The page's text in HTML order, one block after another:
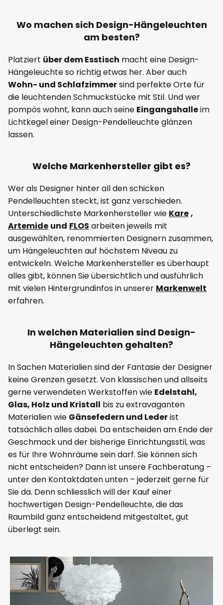
Wo machen sich Design-Hängeleuchten
am besten?
Platziert über dem Esstisch macht eine Design-
Hängeleuchte so richtig etwas her. Aber auch
Wohn- und Schlafzimmersind perfekte Orte für
die leuchtenden Schmuckstücke mit Stil. Und wer
pompös wohnt, kann auch seine Eingangshalleim
Lichtkegel einer Design-Pendelleuchte glänzen
lassen.
Welche Markenhersteller gibt es?
Wer als Designer hinter all den schicken
Pendelleuchten steckt, ist ganz verschieden.
Unterschiedlichste Markenhersteller wie Kare,
Artemide und FLOS arbeiten jeweils mit
ausgewählten, renommierten Designern zusammen,
um Hängeleuchten auf höchstem Niveau zu
entwickeln. Welche Markenhersteller es überhaupt
alles gibt, können Sie übersichtlich und ausführlich
mit vielen Hintergrundinfos in unserer Markenwelt
erfahren.
In welchen Materialien sind Design-
Hängeleuchten gehalten?
In Sachen Materialien sind der Fantasie der Designer
keine Grenzen gesetzt. Von klassischen und allseits
gerne verwendeten Werkstoffen wie Edelstahl,
Glas, Holz und Kristall bis zu extravaganten
Materialien wie Gänsefedern und Lederist
tatsächlich alles dabei. Da entscheiden am Ende der
Geschmack und der bisherige Einrichtungsstil, was
es für Ihre Wohnräume sein darf. Sie können sich
nicht entscheiden? Dann ist unsere Fachberatung –
unter den Kontaktdaten unten – jederzeit gerne für
Sie da. Denn schliesslich will der Kauf einer
hochwertigen Design-Pendelleuchte, die das
Raumbild ganz entscheidend mitgestaltet, gut
überlegt sein.